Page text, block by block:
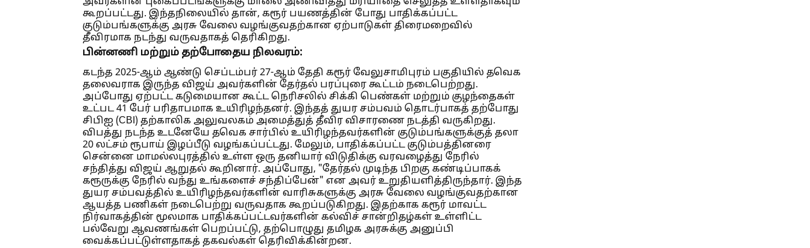
கூறப்பட்டது. இந்தநிலையில் தான், கரூர் பயணத்தின் போது பாதிக்கப்பட்ட
குடும்பங்களுக்கு அரசு வேலை வழங்குவதற்கான ஏற்பாடுகள் திரைமறைவில்
தீவிரமாக நடந்து வருவதாகத் தெரிகிறது.
பின்னணி மற்றும் தற்போதைய நிலவரம்:
கடந்த 2025-ஆம் ஆண்டு செப்டம்பர் 27-ஆம் தேதி கரூர் வேலுசாமிபுரம் பகுதியில் தவெக
தலைவராக இருந்த விஜய் அவர்களின் தேர்தல் பரப்புரை கூட்டம் நடைபெற்றது.
அப்போது ஏற்பட்ட கடுமையான கூட்ட நெரிசலில் சிக்கி பெண்கள் மற்றும் குழந்தைகள்
உட்பட 41 பேர் பரிதாபமாக உயிரிழந்தனர். இந்தத் துயர சம்பவம் தொடர்பாகத் தற்போது
சிபிஐ (CBI) தற்காலிக அலுவலகம் அமைத்துத் தீவிர விசாரணை நடத்தி வருகிறது.
விபத்து நடந்த உடனேயே தவெக சார்பில் உயிரிழந்தவர்களின் குடும்பங்களுக்குத் தலா
20 லட்சம் ரூபாய் இழப்பீடு வழங்கப்பட்டது. மேலும், பாதிக்கப்பட்ட குடும்பத்தினரை
சென்னை மாமல்லபுரத்தில் உள்ள ஒரு தனியார் விடுதிக்கு வரவழைத்து நேரில்
சந்தித்து விஜய் ஆறுதல் கூறினார். அப்போது, "தேர்தல் முடிந்த பிறகு கண்டிப்பாகக்
கரூருக்கு நேரில் வந்து உங்களைச் சந்திப்பேன்" என அவர் உறுதியளித்திருந்தார். இந்த
துயர சம்பவத்தில் உயிரிழந்தவர்களின் வாரிசுகளுக்கு அரசு வேலை வழங்குவதற்கான
ஆயத்த பணிகள் நடைபெற்று வருவதாக கூறப்படுகிறது. இதற்காக கரூர் மாவட்ட
நிர்வாகத்தின் மூலமாக பாதிக்கப்பட்டவர்களின் கல்விச் சான்றிதழ்கள் உள்ளிட்ட
பல்வேறு ஆவணங்கள் பெறப்பட்டு, தற்பொழுது தமிழக அரசுக்கு அனுப்பி
வைக்கப்பட்டுள்ளதாகத் தகவல்கள் தெரிவிக்கின்றன.